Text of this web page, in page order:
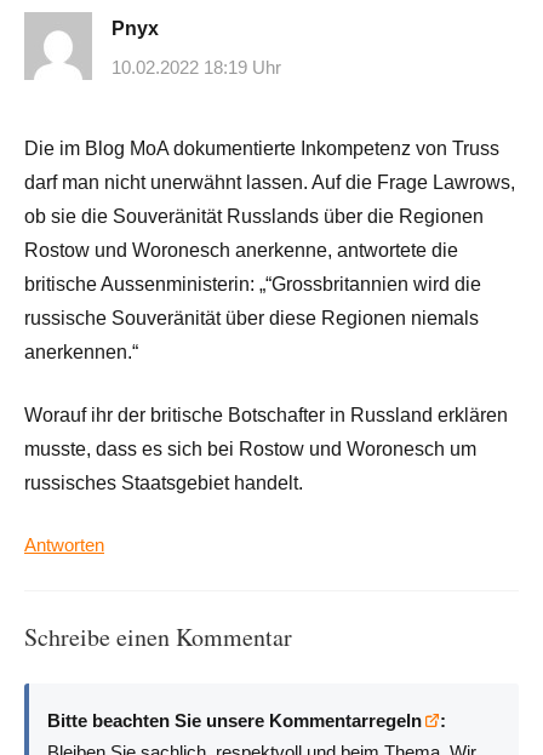
Pnyx
10.02.2022 18:19 Uhr
Die im Blog MoA dokumentierte Inkompetenz von Truss
darf man nicht unerwähnt lassen. Auf die Frage Lawrows,
ob sie die Souveränität Russlands über die Regionen
Rostow und Woronesch anerkenne, antwortete die
britische Aussenministerin: „“Grossbritannien wird die
russische Souveränität über diese Regionen niemals
anerkennen.“
Worauf ihr der britische Botschafter in Russland erklären
musste, dass es sich bei Rostow und Woronesch um
russisches Staatsgebiet handelt.
Antworten
Schreibe einen Kommentar
Bitte beachten Sie unsere Kommentarregeln
: